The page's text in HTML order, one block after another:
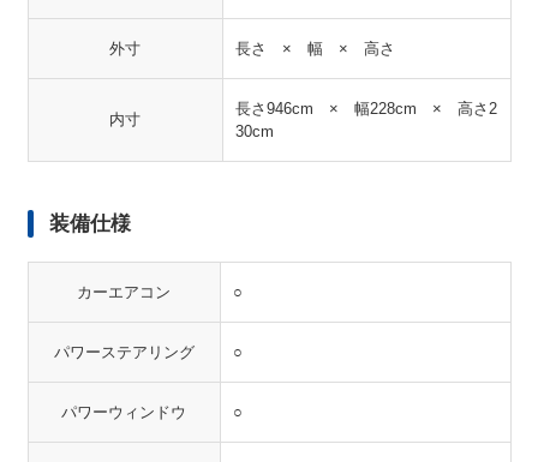
外寸 長さ × 幅 × 高さ
内寸
長さ946cm × 幅228cm × 高さ2
30cm
装備仕様
カーエアコン ○
パワーステアリング ○
パワーウィンドウ ○